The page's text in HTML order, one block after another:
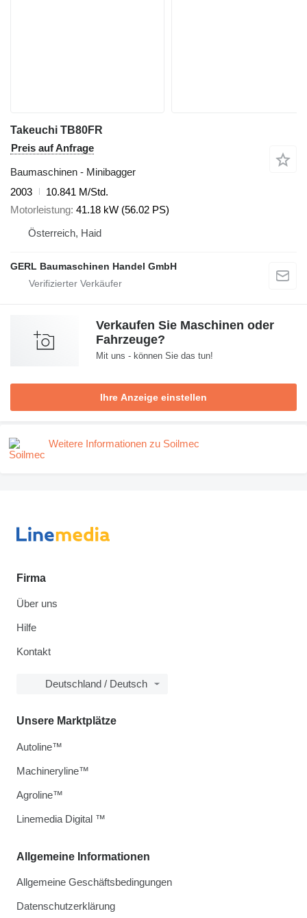
Takeuchi TB80FR
Preis auf Anfrage
Baumaschinen - Minibagger
2003
10.841 M/Std.
Motorleistung 41.18 kW (56.02 PS)
Österreich, Haid
GERL Baumaschinen Handel GmbH
Verkaufen Sie Maschinen oder
Fahrzeuge?
Mit uns - können Sie das tun!
Ihre Anzeige einstellen
Weitere Informationen zu Soilmec
Firma
Über uns
Hilfe
Kontakt
Deutschland / Deutsch
Allgemeine Informationen
Allgemeine Geschäftsbedingungen
Datenschutzerklärung
Unsere Marktplätze
Autoline™
Machineryline™
Agroline™
Linemedia Digital ™